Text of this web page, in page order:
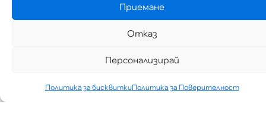
Приемане
Отказ
Персонализирай
Политика за бисквиткиПолитика за Поверителност